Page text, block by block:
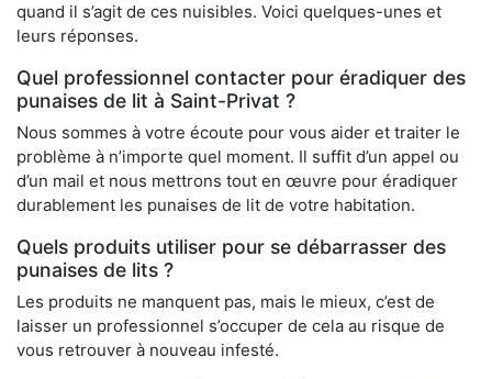
quand il s’agit de ces nuisibles. Voici quelques-unes et
leurs réponses.
Quel professionnel contacter pour éradiquer des
punaises de lit à Saint-Privat ?
Nous sommes à votre écoute pour vous aider et traiter le
problème à n’importe quel moment. Il suffit d’un appel ou
d’un mail et nous mettrons tout en œuvre pour éradiquer
durablement les punaises de lit de votre habitation.
Quels produits utiliser pour se débarrasser des
punaises de lits ?
Les produits ne manquent pas, mais le mieux, c’est de
laisser un professionnel s’occuper de cela au risque de
vous retrouver à nouveau infesté.